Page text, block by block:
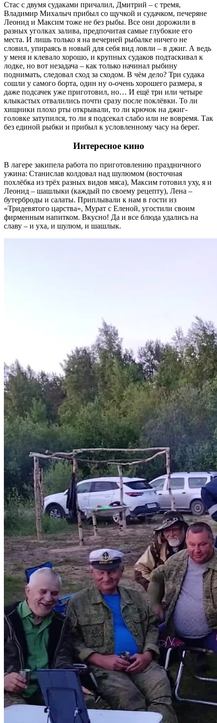
Стас с двумя судаками причалил, Дмитрий – с тремя,
Владимир Михалыч прибыл со щучкой и судачком, печеряне
Леонид и Максим тоже не без рыбы. Все они дорожили в
разных уголках залива, предпочитая самые глубокие его
места. И лишь только я на вечерней рыбалке ничего не
словил, упираясь в новый для себя вид ловли – в джиг. А ведь
у меня и клевало хорошо, и крупных судаков подтаскивал к
лодке, но вот незадача – как только начинал рыбину
поднимать, следовал сход за сходом. В чём дело? Три судака
сошли у самого борта, один ну о-очень хорошего размера, я
даже подсачек уже приготовил, но… И ещё три или четыре
клыкастых отвалились почти сразу после поклёвки. То ли
хищники плохо рты открывали, то ли крючок на джиг-
головке затупился, то ли я подсекал слабо или не вовремя. Так
без единой рыбки и прибыл к условленному часу на берег.
Интересное кино
В лагере закипела работа по приготовлению праздничного
ужина: Станислав колдовал над шулюмом (восточная
похлёбка из трёх разных видов мяса), Максим готовил уху, я и
Леонид – шашлыки (каждый по своему рецепту), Лена –
бутерброды и салаты. Приплывали к нам в гости из
«Тридевятого царства», Мурат с Еленой, угостили своим
фирменным напитком. Вкусно! Да и все блюда удались на
славу – и уха, и шулюм, и шашлык.